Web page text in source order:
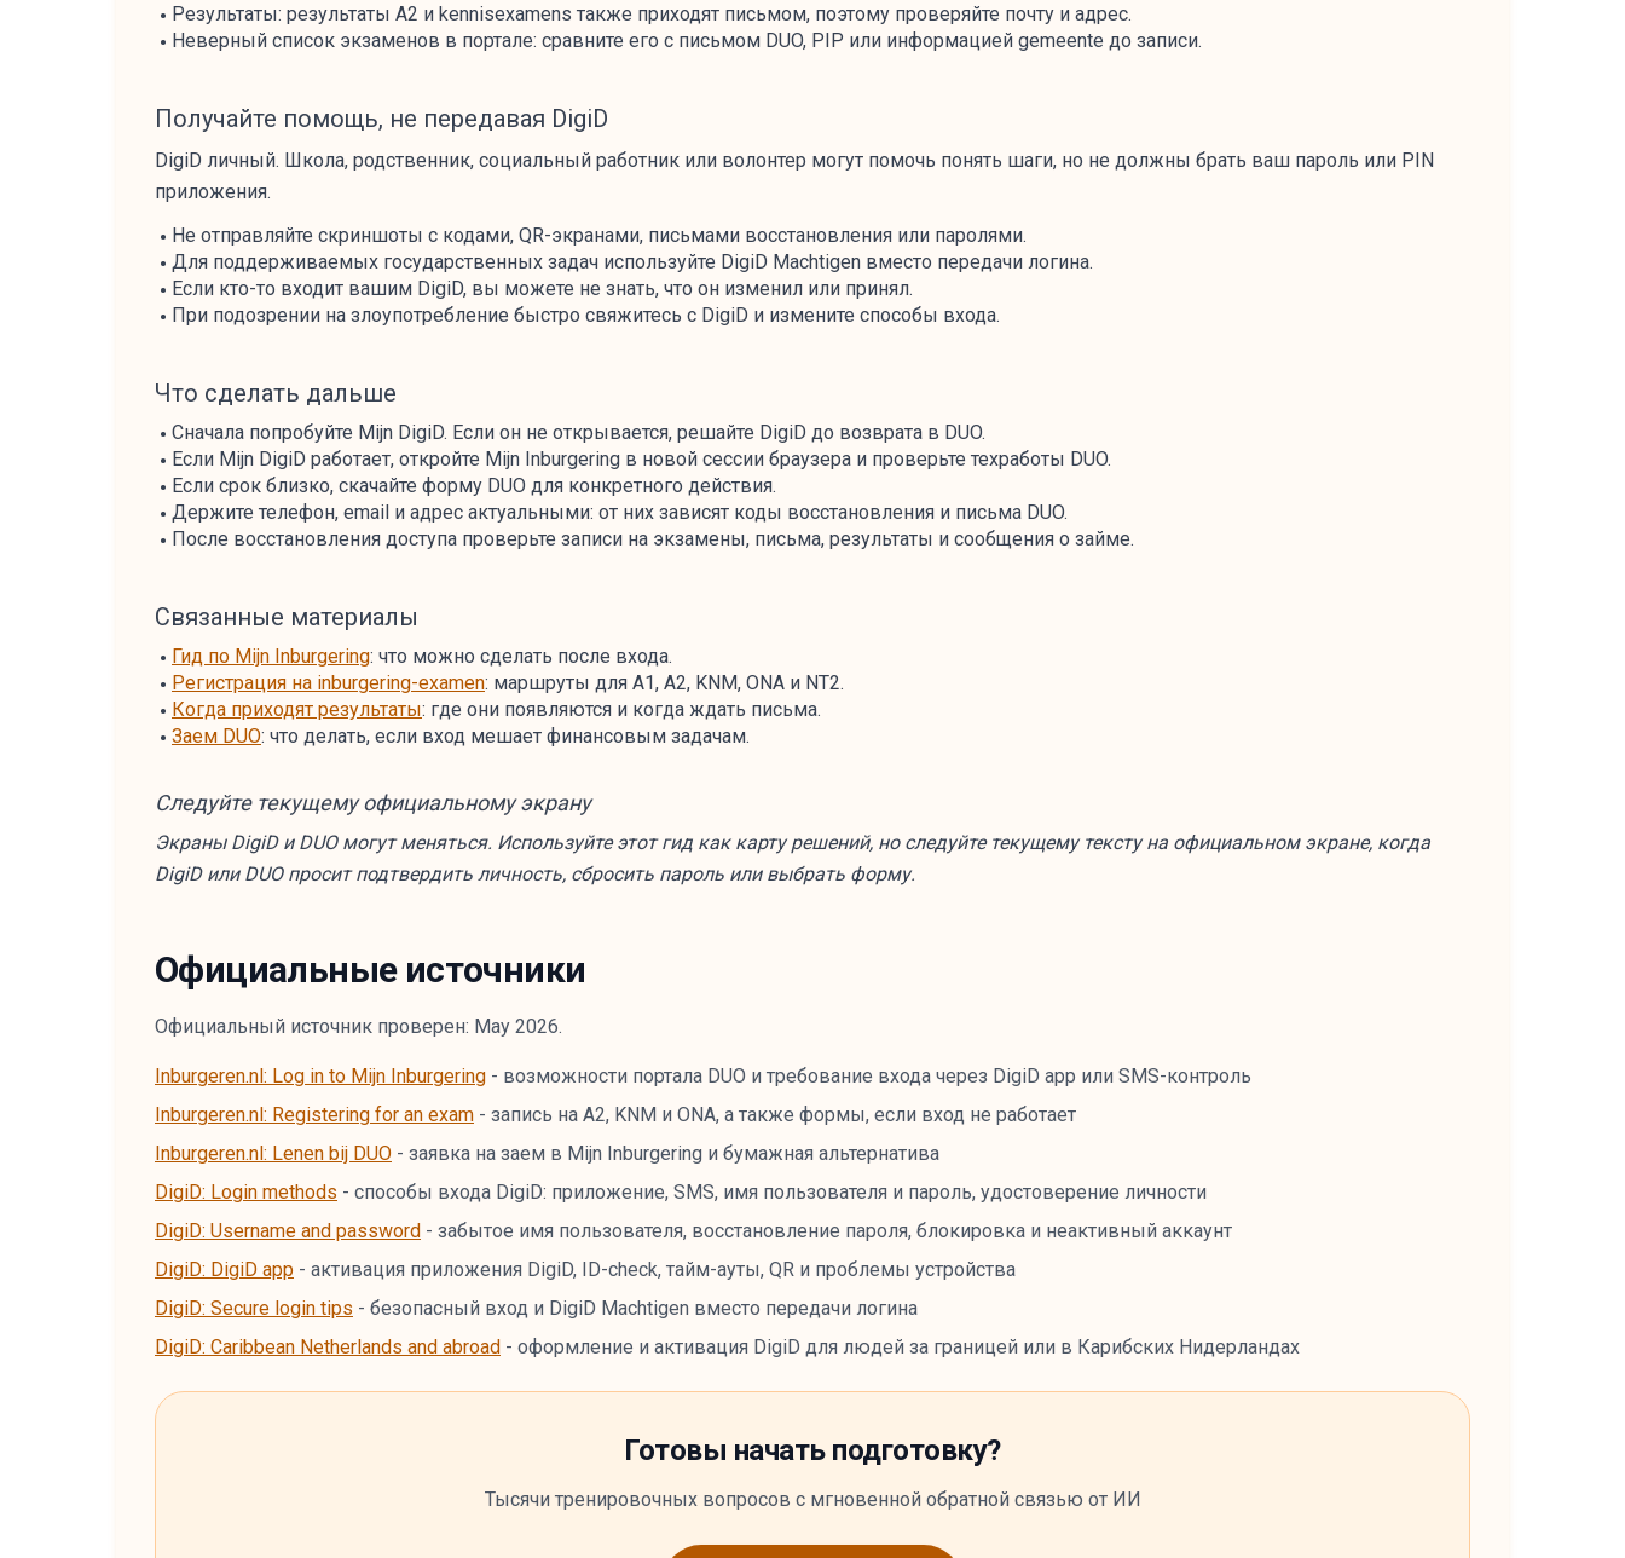
Результаты: результаты A2 и kennisexamens также приходят письмом, поэтому проверяйте почту и адрес.
Неверный список экзаменов в портале: сравните его с письмом DUO, PIP или информацией gemeente до записи.
Получайте помощь, не передавая DigiD
DigiD личный. Школа, родственник, социальный работник или волонтер могут помочь понять шаги, но не должны брать ваш пароль или PIN
приложения.
Не отправляйте скриншоты с кодами, QR-экранами, письмами восстановления или паролями.
Для поддерживаемых государственных задач используйте DigiD Machtigen вместо передачи логина.
Если кто-то входит вашим DigiD, вы можете не знать, что он изменил или принял.
При подозрении на злоупотребление быстро свяжитесь с DigiD и измените способы входа.
Что сделать дальше
Сначала попробуйте Mijn DigiD. Если он не открывается, решайте DigiD до возврата в DUO.
Если Mijn DigiD работает, откройте Mijn Inburgering в новой сессии браузера и проверьте техработы DUO.
Если срок близко, скачайте форму DUO для конкретного действия.
Держите телефон, email и адрес актуальными: от них зависят коды восстановления и письма DUO.
После восстановления доступа проверьте записи на экзамены, письма, результаты и сообщения о займе.
Связанные материалы
Гид по Mijn Inburgering: что можно сделать после входа.
Регистрация на inburgering-examen: маршруты для A1, A2, KNM, ONA и NT2.
Когда приходят результаты: где они появляются и когда ждать письма.
Заем DUO: что делать, если вход мешает финансовым задачам.
Следуйте текущему официальному экрану
Экраны DigiD и DUO могут меняться. Используйте этот гид как карту решений, но следуйте текущему тексту на официальном экране, когда
DigiD или DUO просит подтвердить личность, сбросить пароль или выбрать форму.
Официальные источники
Официальный источник проверен: May 2026.
Inburgeren.nl: Log in to Mijn Inburgering - возможности портала DUO и требование входа через DigiD app или SMS-контроль
Inburgeren.nl: Registering for an exam - запись на A2, KNM и ONA, а также формы, если вход не работает
Inburgeren.nl: Lenen bij DUO - заявка на заем в Mijn Inburgering и бумажная альтернатива
DigiD: Login methods - способы входа DigiD: приложение, SMS, имя пользователя и пароль, удостоверение личности
DigiD: Username and password - забытое имя пользователя, восстановление пароля, блокировка и неактивный аккаунт
DigiD: DigiD app - активация приложения DigiD, ID-check, тайм-ауты, QR и проблемы устройства
DigiD: Secure login tips - безопасный вход и DigiD Machtigen вместо передачи логина
DigiD: Caribbean Netherlands and abroad - оформление и активация DigiD для людей за границей или в Карибских Нидерландах
Готовы начать подготовку?
Тысячи тренировочных вопросов с мгновенной обратной связью от ИИ